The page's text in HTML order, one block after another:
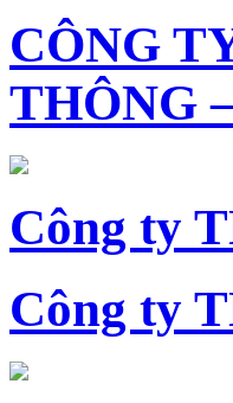
CÔNG
THÔNG
Công ty
Công ty